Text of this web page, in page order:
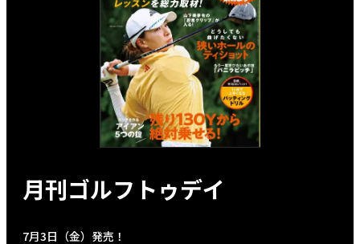
月刊ゴルフトゥデイ
7月3日（金）発売！